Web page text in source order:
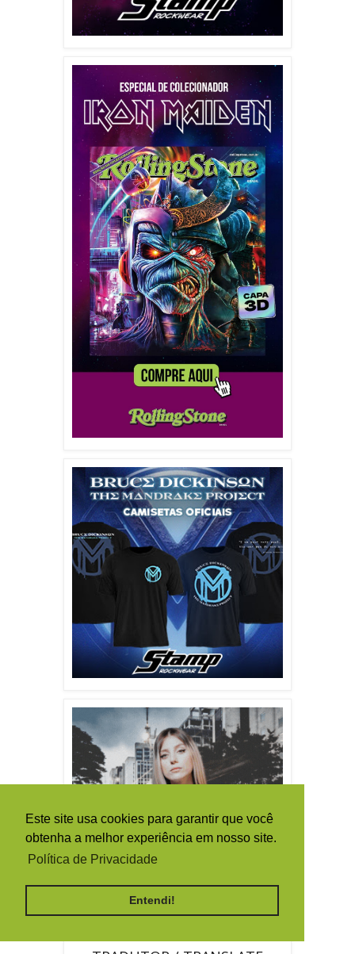
Este site usa cookies para garantir que você
obtenha a melhor experiência em nosso site.
Política de Privacidade
Entendi!